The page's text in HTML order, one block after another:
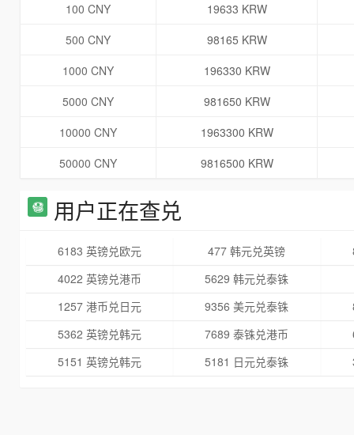
100 CNY
19633 KRW
500 CNY
98165 KRW
1000 CNY
196330 KRW
5000 CNY
981650 KRW
10000 CNY
1963300 KRW
50000 CNY
9816500 KRW
用户正在查兑
6183 英镑兑欧元 477 韩元兑英镑
4022 英镑兑港币
5629 韩元兑泰铢
1257 港币兑日元
9356 美元兑泰铢
5362 英镑兑韩元
7689 泰铢兑港币
5151 英镑兑韩元
5181 日元兑泰铢